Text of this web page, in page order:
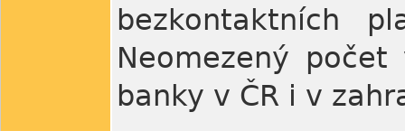
bezkontaktních
Neomezený
banky v ČR i v